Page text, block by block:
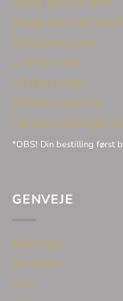
Reparation af
Eksklusive ure
Unikke varer
Vielsesringe
Privatlivspolitik
*OBS! Din bestilling først
GENVEJE
Øreringe
Smykker
Ure